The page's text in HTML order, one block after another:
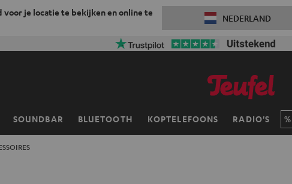
voor je locatie te bekijken en online te
NEDERLAND
SOUNDBAR BLUETOOTH KOPTELEFOONS RADIO'S